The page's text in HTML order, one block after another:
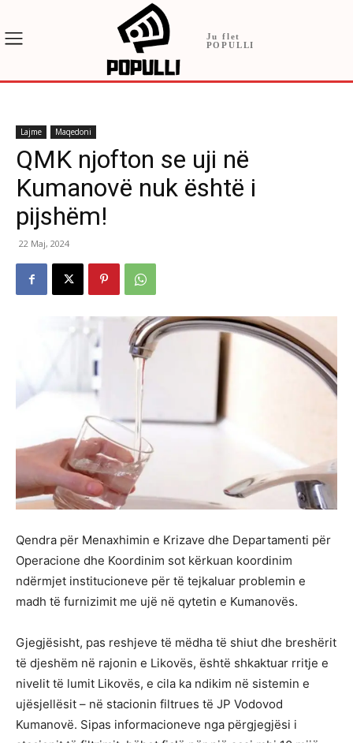
Ju flet
POPULLI
Lajme Maqedoni
QMK njofton se uji në
Kumanovë nuk është i
pijshëm!
22 Maj, 2024
Qendra për Menaxhimin e Krizave dhe Departamenti për
Operacione dhe Koordinim sot kërkuan koordinim
ndërmjet institucioneve për të tejkaluar problemin e
madh të furnizimit me ujë në qytetin e Kumanovës.
Gjegjësisht, pas reshjeve të mëdha të shiut dhe breshërit
të djeshëm në rajonin e Likovës, është shkaktuar rritje e
nivelit të lumit Likovës, e cila ka ndikim në sistemin e
ujësjellësit – në stacionin filtrues të JP Vodovod
Kumanovë. Sipas informacioneve nga përgjegjësi i